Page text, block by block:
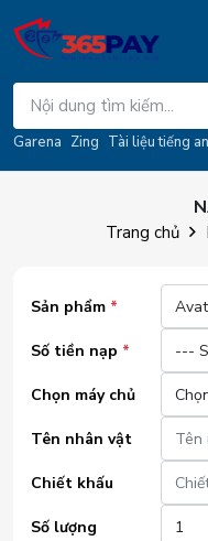
Garena Zing Tài liệu tiếng
Trang chủ
Sản phẩm *
Số tiền nạp *
Chọn máy chủ
Tên nhân vật
Chiết khấu
Số lượng